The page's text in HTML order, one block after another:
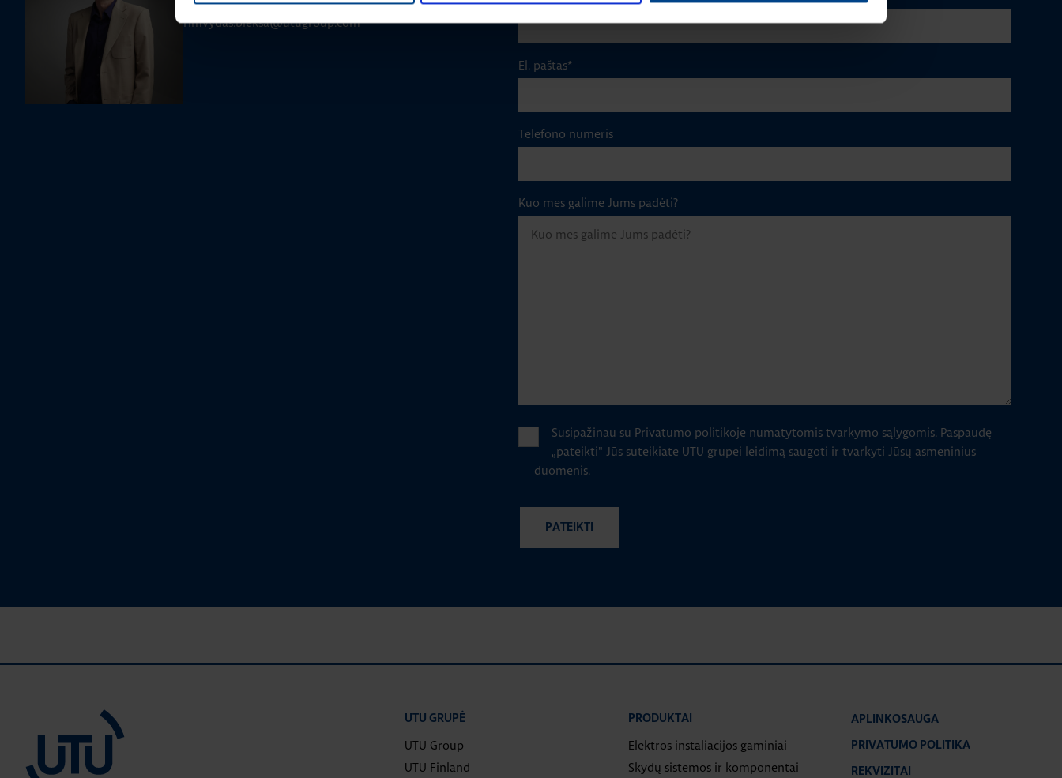
+370 603 23732
rimvydas.bieksa@utugroup.com
El. paštas*
Telefono numeris
Kuo mes galime Jums padėti?
Susipažinau su Privatumo politikoje numatytomis tvarkymo sąlygomis. Paspaudę
„pateikti" Jūs suteikiate UTU grupei leidimą saugoti ir tvarkyti Jūsų asmeninius
duomenis.
UTU GRUPĖ
UTU Group
UTU Finland
PRODUKTAI
Elektros instaliacijos gaminiai
Skydų sistemos ir komponentai
APLINKOSAUGA
PRIVATUMO POLITIKA
REKVIZITAI